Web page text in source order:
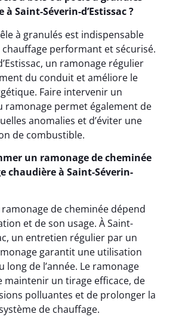
Saint-Séverin-d’Estissac ?
à granulés est indispensable
performant et sécurisé.
un ramonage régulier
du conduit et améliore le
Faire intervenir un
ramonage permet également de
anomalies et d’éviter une
de combustible.
un ramonage de cheminée
chaudière à Saint-Séverin-
de cheminée dépend
et de son usage. À Saint-
un entretien régulier par un
garantit une utilisation
long de l’année. Le ramonage
maintenir un tirage efficace, de
polluantes et de prolonger la
de chauffage.